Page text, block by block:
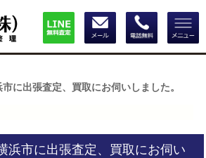
に出張査定、買取にお伺いしました。
浜市に出張査定、買取にお伺い